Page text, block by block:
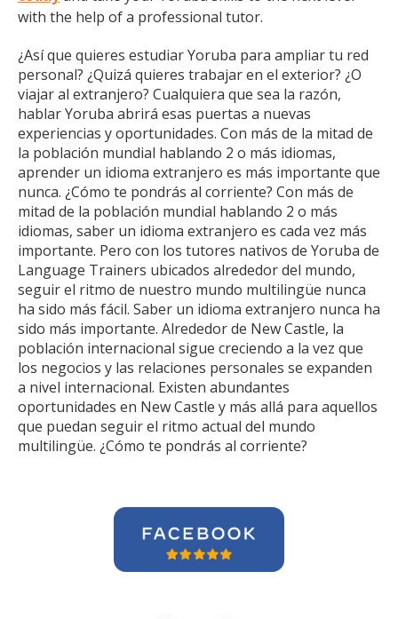
with the help of a professional tutor.
¿Así que quieres estudiar Yoruba para ampliar tu red
personal? ¿Quizá quieres trabajar en el exterior? ¿O
viajar al extranjero? Cualquiera que sea la razón,
hablar Yoruba abrirá esas puertas a nuevas
experiencias y oportunidades. Con más de la mitad de
la población mundial hablando 2 o más idiomas,
aprender un idioma extranjero es más importante que
nunca. ¿Cómo te pondrás al corriente? Con más de
mitad de la población mundial hablando 2 o más
idiomas, saber un idioma extranjero es cada vez más
importante. Pero con los tutores nativos de Yoruba de
Language Trainers ubicados alrededor del mundo,
seguir el ritmo de nuestro mundo multilingüe nunca
ha sido más fácil. Saber un idioma extranjero nunca ha
sido más importante. Alrededor de New Castle, la
población internacional sigue creciendo a la vez que
los negocios y las relaciones personales se expanden
a nivel internacional. Existen abundantes
oportunidades en New Castle y más allá para aquellos
que puedan seguir el ritmo actual del mundo
multilingüe. ¿Cómo te pondrás al corriente?